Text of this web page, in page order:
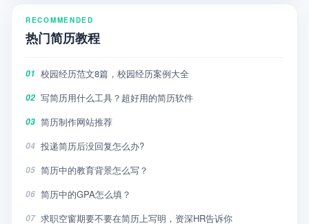
RECOMMENDED
热门简历教程
01 校园经历范文8篇，校园经历案例大全
02 写简历用什么工具？超好用的简历软件
03 简历制作网站推荐
04 投递简历后没回复怎么办?
05 简历中的教育背景怎么写？
06 简历中的GPA怎么填？
07 求职空窗期要不要在简历上写明，资深HR告诉你